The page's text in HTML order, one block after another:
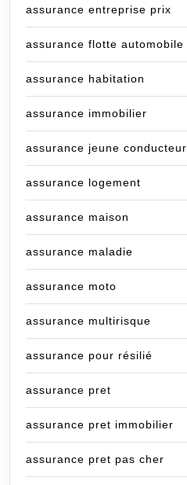
assurance entreprise prix
assurance flotte automobile
assurance habitation
assurance immobilier
assurance jeune conducteur
assurance logement
assurance maison
assurance maladie
assurance moto
assurance multirisque
assurance pour résilié
assurance pret
assurance pret immobilier
assurance pret pas cher